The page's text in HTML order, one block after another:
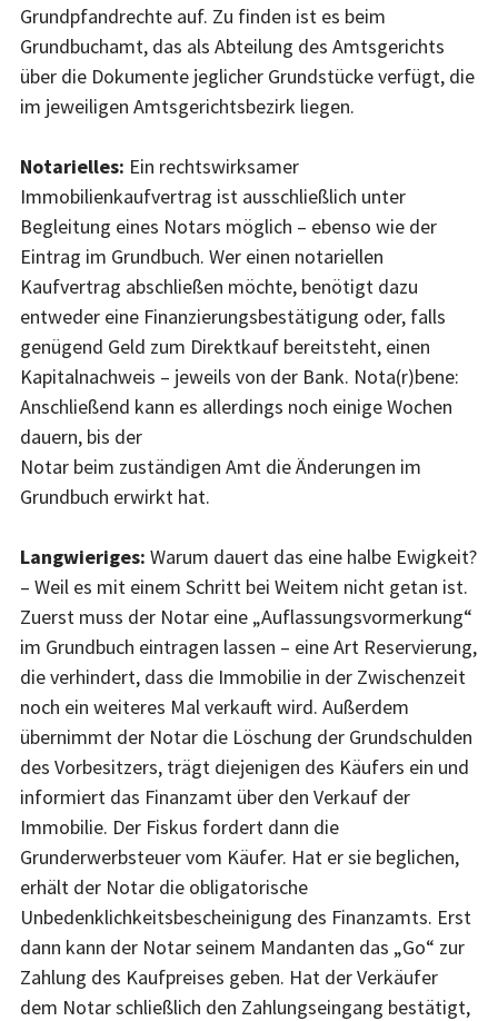
Grundpfandrechte auf. Zu finden ist es beim
Grundbuchamt, das als Abteilung des Amtsgerichts
über die Dokumente jeglicher Grundstücke verfügt, die
im jeweiligen Amtsgerichtsbezirk liegen.
Notarielles: Ein rechtswirksamer
Immobilienkaufvertrag ist ausschließlich unter
Begleitung eines Notars möglich – ebenso wie der
Eintrag im Grundbuch. Wer einen notariellen
Kaufvertrag abschließen möchte, benötigt dazu
entweder eine Finanzierungsbestätigung oder, falls
genügend Geld zum Direktkauf bereitsteht, einen
Kapitalnachweis – jeweils von der Bank. Nota(r)bene:
Anschließend kann es allerdings noch einige Wochen
dauern, bis der
Notar beim zuständigen Amt die Änderungen im
Grundbuch erwirkt hat.
Langwieriges: Warum dauert das eine halbe Ewigkeit?
– Weil es mit einem Schritt bei Weitem nicht getan ist.
Zuerst muss der Notar eine „Auflassungsvormerkung“
im Grundbuch eintragen lassen – eine Art Reservierung,
die verhindert, dass die Immobilie in der Zwischenzeit
noch ein weiteres Mal verkauft wird. Außerdem
übernimmt der Notar die Löschung der Grundschulden
des Vorbesitzers, trägt diejenigen des Käufers ein und
informiert das Finanzamt über den Verkauf der
Immobilie. Der Fiskus fordert dann die
Grunderwerbsteuer vom Käufer. Hat er sie beglichen,
erhält der Notar die obligatorische
Unbedenklichkeitsbescheinigung des Finanzamts. Erst
dann kann der Notar seinem Mandanten das „Go“ zur
Zahlung des Kaufpreises geben. Hat der Verkäufer
dem Notar schließlich den Zahlungseingang bestätigt,